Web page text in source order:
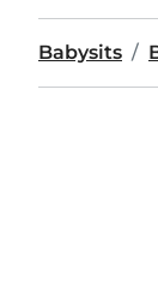
Babysits